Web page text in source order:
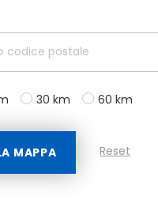
30 km 60 km
MAPPA Reset